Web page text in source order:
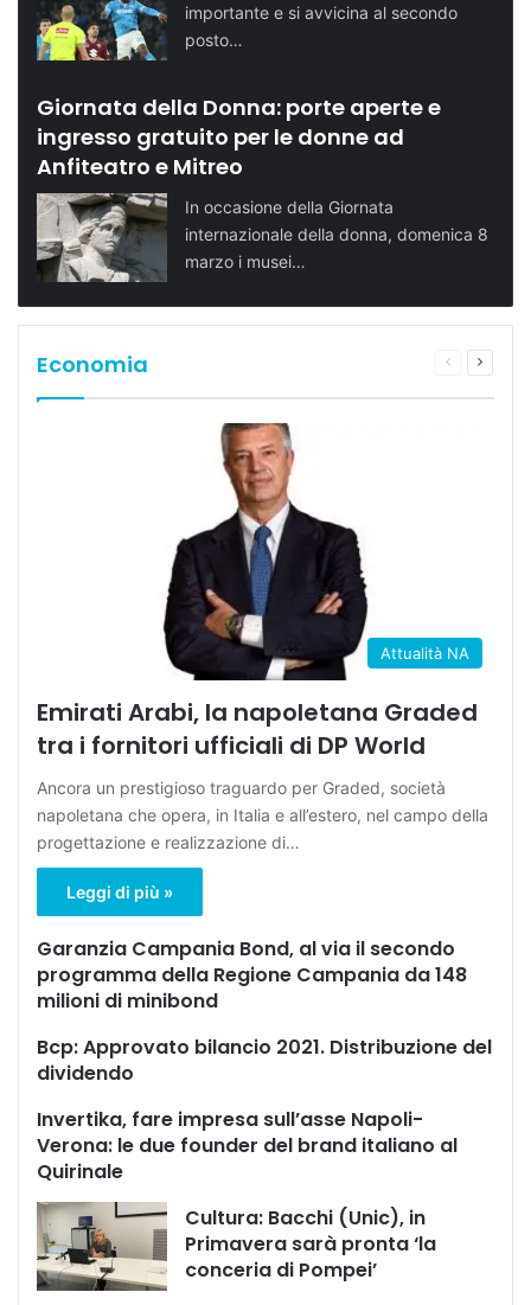
importante e si avvicina al secondo
posto…
Giornata della Donna: porte aperte e
ingresso gratuito per le donne ad
Anfiteatro e Mitreo
In occasione della Giornata
internazionale della donna, domenica 8
marzo i musei…
Economia
Pagina
Attualità NA
Emirati Arabi, la napoletana Graded
tra i fornitori ufficiali di DP World
Ancora un prestigioso traguardo per Graded, società
napoletana che opera, in Italia e all’estero, nel campo della
progettazione e realizzazione di…
Leggi di più »
Garanzia Campania Bond, al via il secondo
programma della Regione Campania da 148
milioni di minibond
Bcp: Approvato bilancio 2021. Distribuzione del
dividendo
Invertika, fare impresa sull’asse Napoli-
Verona: le due founder del brand italiano al
Quirinale
Cultura: Bacchi (Unic), in
Primavera sarà pronta ‘la
conceria di Pompei’